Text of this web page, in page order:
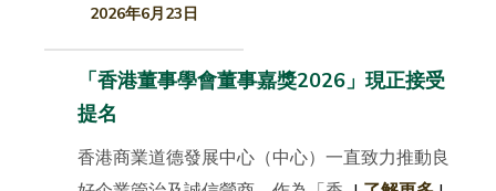
2026年6月23日
「香港董事學會董事嘉獎2026」現正接受
提名
香港商業道德發展中心（中心）一直致力推動良